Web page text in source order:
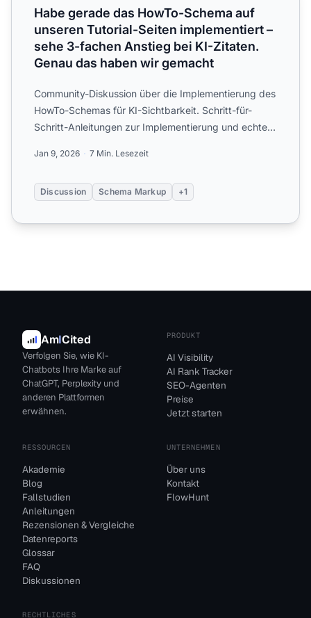
Habe gerade das HowTo-Schema auf
unseren Tutorial-Seiten implementiert –
sehe 3-fachen Anstieg bei KI-Zitaten.
Genau das haben wir gemacht
Community-Diskussion über die Implementierung des
HowTo-Schemas für KI-Sichtbarkeit. Schritt-für-
Schritt-Anleitungen zur Implementierung und echte
Jan 9, 2026 7 Min. Lesezeit
Discussion Schema Markup +1
AmICited
Verfolgen Sie, wie KI-
Chatbots Ihre Marke auf
ChatGPT, Perplexity und
anderen Plattformen
erwähnen.
PRODUKT
AI Visibility
AI Rank Tracker
SEO-Agenten
Preise
Jetzt starten
RESSOURCEN
Akademie
Blog
Fallstudien
Anleitungen
Rezensionen & Vergleiche
Datenreports
Glossar
FAQ
Diskussionen
UNTERNEHMEN
Über uns
Kontakt
FlowHunt
RECHTLICHES